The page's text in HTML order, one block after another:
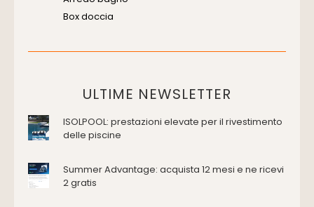
Box doccia
Placche di comando per wc
Domotica Ed Impianti Elettrici
Edilizia
Antincendio e sicurezza
Attrezzature manuali
ULTIME NEWSLETTER
ISOLPOOL: prestazioni elevate per il rivestimento
delle piscine
Summer Advantage: acquista 12 mesi e ne ricevi
2 gratis